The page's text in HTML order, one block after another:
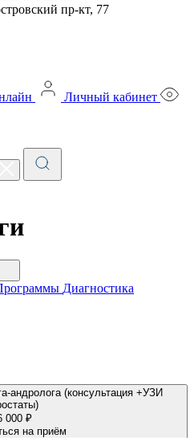
пр-кт, 77
Личный кабинет
Диагностика
андролога (консультация +УЗИ
000 ₽
на приём